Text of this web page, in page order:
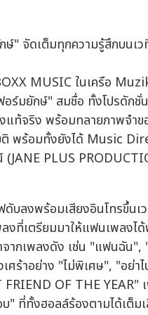
MUSIC ในเครือ
มยักษ์" สมชื่อ ทั้งโปรดักชั่
ท้จริง พร้อมทลายภาพจำข
ติ พร้อมทั้งยังได้ Music
PLUS
บลงพร้อมเสียงอินโทรขึ้นเ
งที่เตรียมมาให้แฟนเพลง
ากเพลงดัง เช่น "แฟนฉัน
าอย่าง "ไม่พิเศษ", "อย่าไ
FRIEND OF THE
" ที่ทั้งฮอลล์ร้องตามได้เต็ม